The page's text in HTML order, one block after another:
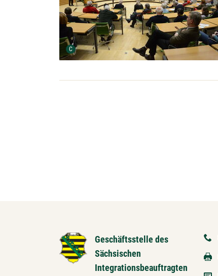
C Urheber der Grafik:
Geschäftsstelle des
Sächsischen
Integrationsbeauftragten